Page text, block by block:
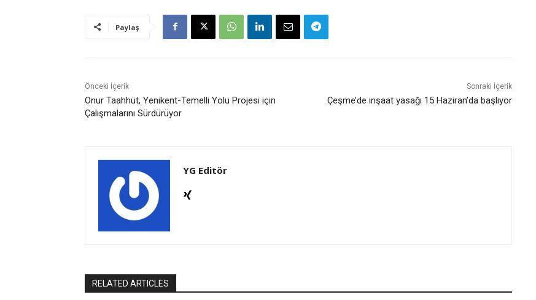
Paylaş
Önceki İçerik
Onur Taahhüt, Yenikent-Temelli Yolu Projesi için
Çalışmalarını Sürdürüyor
Sonraki İçerik
Çeşme’de inşaat yasağı 15 Haziran’da başlıyor
YG Editör
RELATED ARTICLES